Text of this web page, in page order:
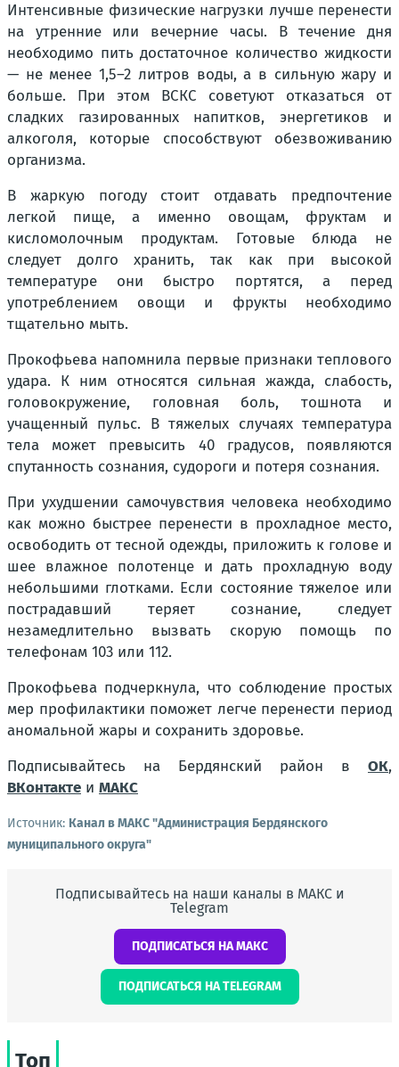
Интенсивные физические нагрузки лучше перенести
на утренние или вечерние часы. В течение дня
необходимо пить достаточное количество жидкости
— не менее 1,5–2 литров воды, а в сильную жару и
больше. При этом ВСКС советуют отказаться от
сладких газированных напитков, энергетиков и
алкоголя, которые способствуют обезвоживанию
организма.
В жаркую погоду стоит отдавать предпочтение
легкой пище, а именно овощам, фруктам и
кисломолочным продуктам. Готовые блюда не
следует долго хранить, так как при высокой
температуре они быстро портятся, а перед
употреблением овощи и фрукты необходимо
тщательно мыть.
Прокофьева напомнила первые признаки теплового
удара. К ним относятся сильная жажда, слабость,
головокружение, головная боль, тошнота и
учащенный пульс. В тяжелых случаях температура
тела может превысить 40 градусов, появляются
спутанность сознания, судороги и потеря сознания.
При ухудшении самочувствия человека необходимо
как можно быстрее перенести в прохладное место,
освободить от тесной одежды, приложить к голове и
шее влажное полотенце и дать прохладную воду
небольшими глотками. Если состояние тяжелое или
пострадавший теряет сознание, следует
незамедлительно вызвать скорую помощь по
телефонам 103 или 112.
Прокофьева подчеркнула, что соблюдение простых
мер профилактики поможет легче перенести период
аномальной жары и сохранить здоровье.
Подписывайтесь на Бердянский район в ОК,
ВКонтакте и МАКС
Источник: Канал в МАКС "Администрация Бердянского
муниципального округа"
Подписывайтесь на наши каналы в МАКС и
Telegram
ПОДПИСАТЬСЯ НА МАКС
ПОДПИСАТЬСЯ НА TELEGRAM
Топ